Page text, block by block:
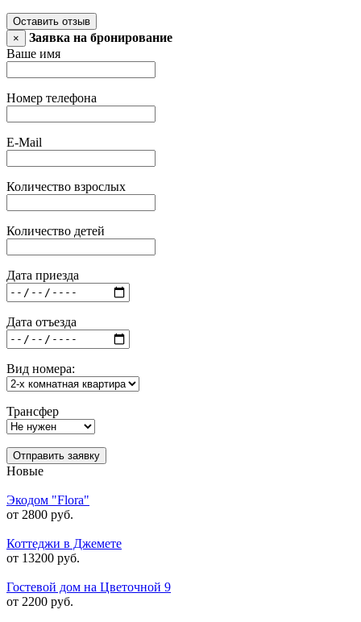
Оставить отзыв
×
Заявка на бронирование
Ваше имя
Номер телефона
E-Mail
Количество взрослых
Количество детей
Дата приезда
Дата отъезда
Вид номера:
Трансфер
Отправить заявку
Новые
Экодом "Flora"
от 2800 руб.
Коттеджи в Джемете
от 13200 руб.
Гостевой дом на Цветочной 9
от 2200 руб.